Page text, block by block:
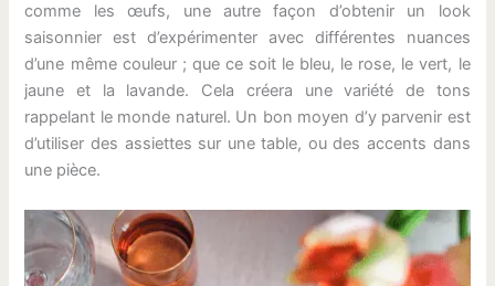
comme les œufs, une autre façon d’obtenir un look
saisonnier est d’expérimenter avec différentes nuances
d’une même couleur ; que ce soit le bleu, le rose, le vert, le
jaune et la lavande. Cela créera une variété de tons
rappelant le monde naturel. Un bon moyen d’y parvenir est
d’utiliser des assiettes sur une table, ou des accents dans
une pièce.